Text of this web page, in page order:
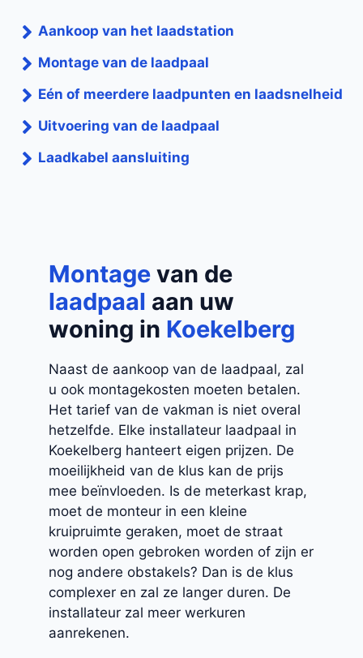
Aankoop van het laadstation
Montage van de laadpaal
Eén of meerdere laadpunten en laadsnelheid
Uitvoering van de laadpaal
Laadkabel aansluiting
Montage van de
laadpaal aan uw
woning in Koekelberg
Naast de aankoop van de laadpaal, zal
u ook montagekosten moeten betalen.
Het tarief van de vakman is niet overal
hetzelfde. Elke installateur laadpaal in
Koekelberg hanteert eigen prijzen. De
moeilijkheid van de klus kan de prijs
mee beïnvloeden. Is de meterkast krap,
moet de monteur in een kleine
kruipruimte geraken, moet de straat
worden open gebroken worden of zijn er
nog andere obstakels? Dan is de klus
complexer en zal ze langer duren. De
installateur zal meer werkuren
aanrekenen.